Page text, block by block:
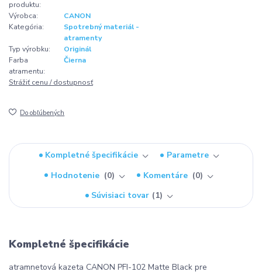
produktu:
Výrobca:
CANON
Kategória:
Spotrebný materiál -
atramenty
Typ výrobku:
Originál
Farba
atramentu:
Čierna
Strážiť cenu / dostupnosť
Do obľúbených
Kompletné špecifikácie
Parametre
Hodnotenie
0 Komentáre
0
Súvisiaci tovar
1
Kompletné špecifikácie
atramnetová kazeta CANON PFI-102 Matte Black pre